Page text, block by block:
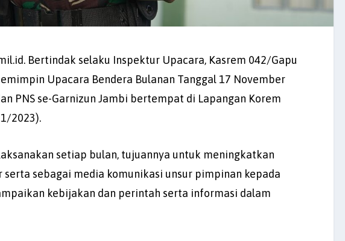
Bertindak selaku Inspektur Upacara, Kasrem 042/Gapu
Upacara Bendera Bulanan Tanggal 17 November
PNS se-Garnizun Jambi bertempat di Lapangan Korem
2023).
setiap bulan, tujuannya untuk meningkatkan
sebagai media komunikasi unsur pimpinan kepada
kebijakan dan perintah serta informasi dalam